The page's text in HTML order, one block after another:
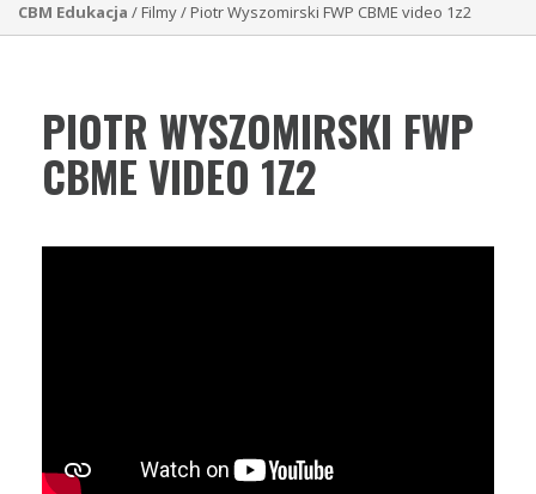
CBM Edukacja / Filmy / Piotr Wyszomirski FWP CBME video 1z2
PIOTR WYSZOMIRSKI FWP
CBME VIDEO 1Z2